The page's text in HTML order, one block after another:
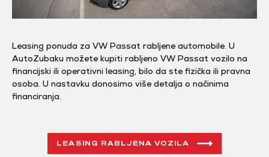
Leasing ponuda za VW Passat rabljene automobile. U
AutoZubaku možete kupiti rabljeno VW Passat vozilo na
financijski ili operativni leasing, bilo da ste fizička ili pravna
osoba. U nastavku donosimo više detalja o načinima
financiranja.
LEASING RABLJENA VOZILA